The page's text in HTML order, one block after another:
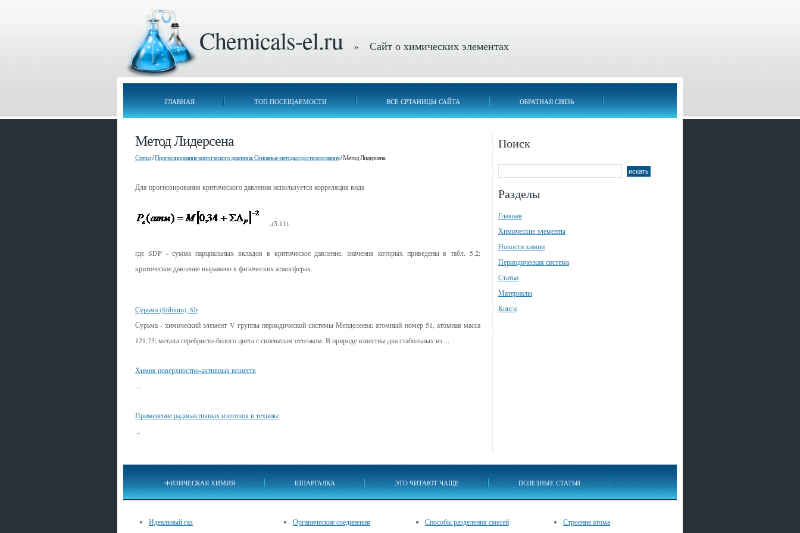
Chemicals-el.ru » Сайт о химических элементах
ГЛАВНАЯ ТОП ПОСЕЩАЕМОСТИ ВСЕ СРТАНИЦЫ САЙТА ОБРАТНАЯ СВЯЗЬ
Метод Лидерсена
Статьи/Прогнозирование критического давления. Основные методы прогнозирования/ Метод Лидерсена
Для прогнозирования критического давления используется корреляция вида
,(5.11)
где SDP - сумма парциальных вкладов в критическое давление, значения которых приведены в табл. 5.2;
критическое давление выражено в физических атмосферах.
Сурьма (Stibium), Sb
Сурьма - химический элемент V группы периодической системы Менделеева; атомный номер 51, атомная масса
121,75; металл серебристо-белого цвета с синеватым оттенком. В природе известны два стабильных из ...
Химия поверхностно-активных веществ
...
Применение радиоактивных изотопов в технике
...
Поиск
Разделы
Главная
Химические элементы
Новости химии
Периодическая система
Статьи
Материалы
Книги
ФИЗИЧЕСКАЯ ХИМИЯ ШПАРГАЛКА ЭТО ЧИТАЮТ ЧАЩЕ ПОЛЕЗНЫЕ СТАТЬИ
Идеальный газ
Органические соединения
Способы разделения смесей
Строение атома